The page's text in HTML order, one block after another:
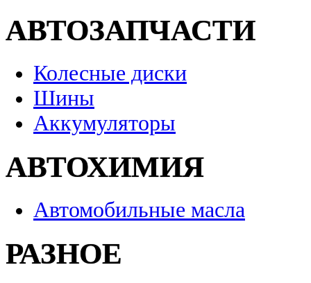
АВТОЗАПЧАСТИ
Колесные диски
Шины
Аккумуляторы
АВТОХИМИЯ
Автомобильные масла
РАЗНОЕ